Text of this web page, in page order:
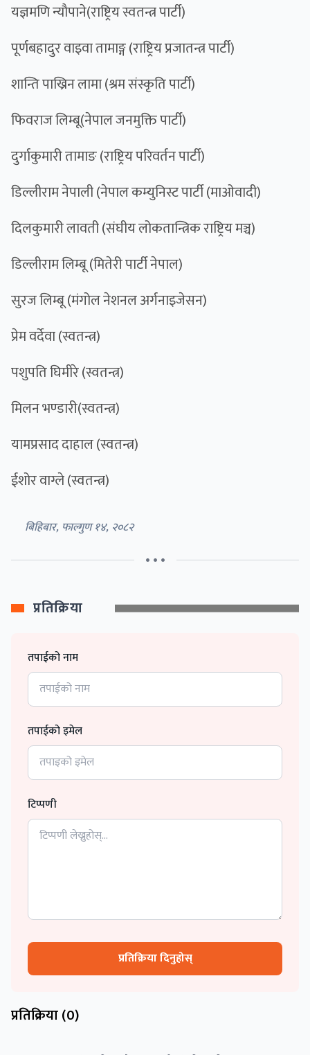
यज्ञमणि न्याैपाने(राष्ट्रिय स्वतन्त्र पार्टी)
पूर्णबहादुर वाइवा तामाङ्ग (राष्ट्रिय प्रजातन्त्र पार्टी)
शान्ति पाख्रिन लामा (श्रम संस्कृति पार्टी)
फिवराज लिम्बू(नेपाल जनमुक्ति पार्टी)
दुर्गाकुमारी तामाङ (राष्ट्रिय परिवर्तन पार्टी)
डिल्लीराम नेपाली (नेपाल कम्युनिस्ट पार्टी (माओवादी)
दिलकुमारी लावती (संघीय लोकतान्त्रिक राष्ट्रिय मञ्च)
डिल्लीराम लिम्बू (मितेरी पार्टी नेपाल)
सुरज लिम्बू (मंगोल नेशनल अर्गनाइजेसन)
प्रेम वर्देवा (स्वतन्त्र)
पशुपति घिमीरे (स्वतन्त्र)
मिलन भण्‍डारी(स्वतन्त्र)
यामप्रसाद दाहाल (स्वतन्त्र)
ईशोर वाग्ले (स्वतन्त्र)
बिहिबार, फाल्गुण १४, २०८२
• • •
प्रतिक्रिया
तपाईको नाम
तपाईको इमेल
टिप्पणी
प्रतिक्रिया दिनुहोस्
प्रतिक्रिया (0)